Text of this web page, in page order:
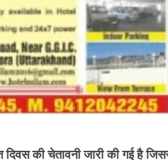
की चेतावनी जारी की गई है